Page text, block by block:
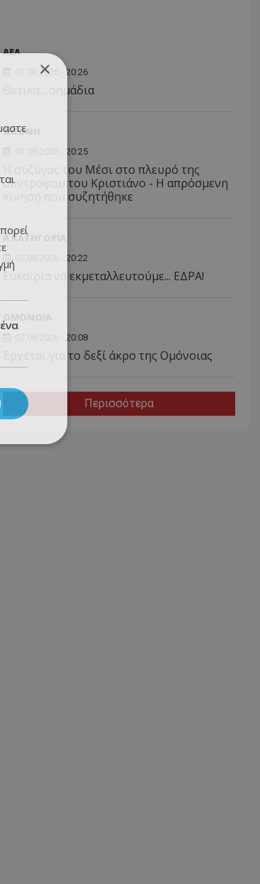
ΑΕΛ
07.08.2026 - 20:26
Θετικά... σημάδια
ΔΙΕΘΝΗ
07.08.2026 - 20:25
Η σύζυγος του Μέσι στο πλευρό της
συντρόφου του Κριστιάνο - Η απρόσμενη
κίνηση που συζητήθηκε
Α ΚΑΤΗΓΟΡΙΑ
07.08.2026 - 20:22
Ευκαιρία να εκμεταλλευτούμε... ΕΔΡΑ!
07.08.2026 - 20:08
Έρχεται για το δεξί άκρο της Ομόνοιας
Περισσότερα
×